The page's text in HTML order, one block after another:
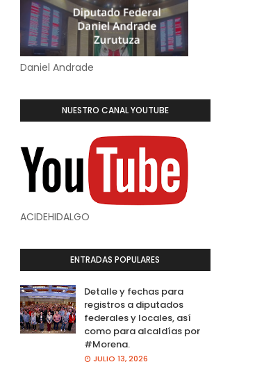
Daniel Andrade
NUESTRO CANAL YOUTUBE
ACIDEHIDALGO
ENTRADAS POPULARES
Detalle y fechas para
registros a diputados
federales y locales, así
como para alcaldías por
#Morena.
JULIO 13, 2026